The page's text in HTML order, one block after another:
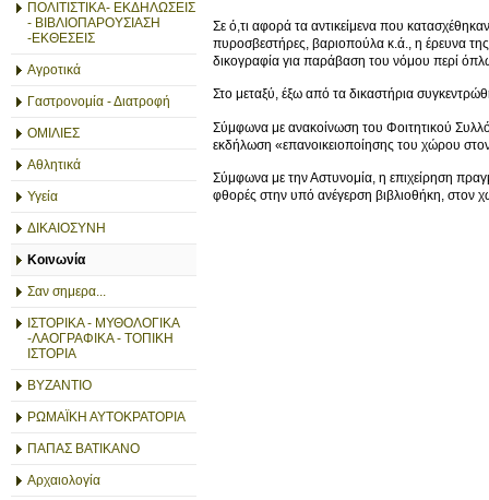
ΠΟΛΙΤΙΣΤΙΚΑ- ΕΚΔΗΛΩΣΕΙΣ
- ΒΙΒΛΙΟΠΑΡΟΥΣΙΑΣΗ
-ΕΚΘΕΣΕΙΣ
Αγροτικά
Γαστρονομία - Διατροφή
ΟΜΙΛΙΕΣ
Αθλητικά
Υγεία
ΔΙΚΑΙΟΣΥΝΗ
Κοινωνία
Σαν σημερα...
ΙΣΤΟΡΙΚΑ - ΜΥΘΟΛΟΓΙΚΑ
-ΛΑΟΓΡΑΦΙΚΑ - ΤΟΠΙΚΗ
ΙΣΤΟΡΙΑ
ΒΥΖΑΝΤΙΟ
ΡΩΜΑΪΚΗ ΑΥΤΟΚΡΑΤΟΡΙΑ
ΠΑΠΑΣ ΒΑΤΙΚΑΝΟ
Αρχαιολογία
Σε ό,τι αφορά τα αντικείμενα που
πυροσβεστήρες, βαριοπούλα κ.ά., η έρευνα της
δικογραφία για παράβαση του νόμου περί
Στο μεταξύ, έξω από τα δικαστήρια
Σύμφωνα με ανακοίνωση του Φοιτητικού
εκδήλωση «επανοικειοποίησης του χώρου
Σύμφωνα με την Αστυνομία, η επιχείρηση
φθορές στην υπό ανέγερση βιβλιοθήκη, στον